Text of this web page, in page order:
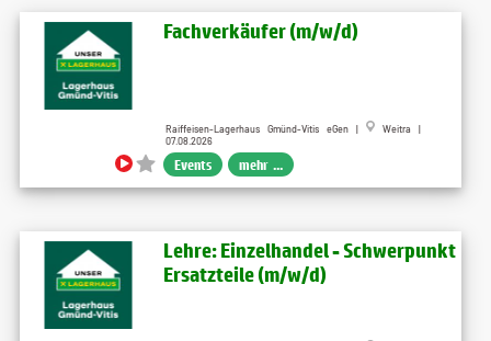
Fachverkäufer (m/w/d)
Raiffeisen-Lagerhaus Gmünd-Vitis eGen |
Weitra |
07.08.2026
Events mehr ...
Lehre: Einzelhandel - Schwerpunkt
Ersatzteile (m/w/d)